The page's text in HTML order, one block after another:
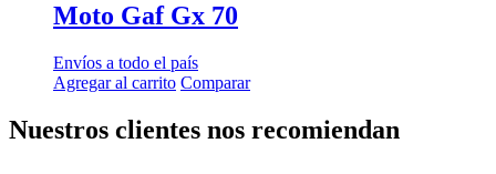
Moto Gaf Gx 70
Envíos a todo el país
Agregar al carrito Comparar
Nuestros clientes nos recomiendan